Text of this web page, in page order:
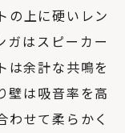
の上に硬いレン
ガはスピーカー
は余計な共鳴を
壁は吸音率を高
わせて柔らかく